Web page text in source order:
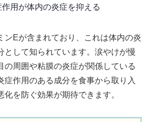
用が体内の炎症を抑える
ンEが含まれており、これは体内の炎
として知られています。涙やけが慢
の周囲や粘膜の炎症が関係している
症作用のある成分を食事から取り入
を防ぐ効果が期待できます。